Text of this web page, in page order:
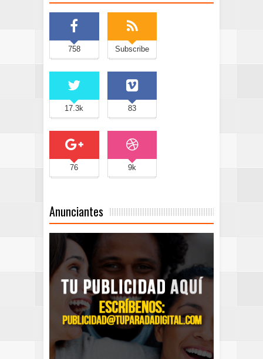
758 Subscribe
17.3k 83
76 9k
Anunciantes